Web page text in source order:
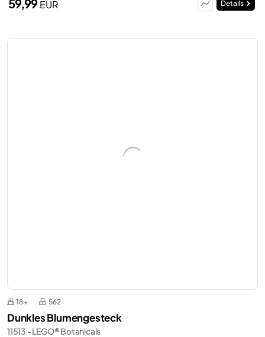
59,99EUR Details
18+ 562
Dunkles Blumengesteck
11513 - LEGO® Botanicals